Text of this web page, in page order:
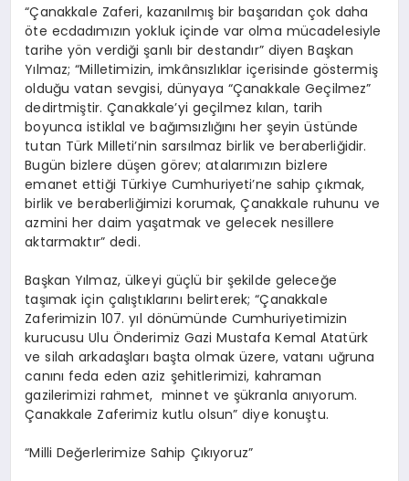
“Çanakkale Zaferi, kazanılmış bir başarıdan çok daha
öte ecdadımızın yokluk içinde var olma mücadelesiyle
tarihe yön verdiği şanlı bir destandır” diyen Başkan
Yılmaz; “Milletimizin, imkânsızlıklar içerisinde göstermiş
olduğu vatan sevgisi, dünyaya “Çanakkale Geçilmez”
dedirtmiştir. Çanakkale’yi geçilmez kılan, tarih
boyunca istiklal ve bağımsızlığını her şeyin üstünde
tutan Türk Milleti’nin sarsılmaz birlik ve beraberliğidir.
Bugün bizlere düşen görev; atalarımızın bizlere
emanet ettiği Türkiye Cumhuriyeti’ne sahip çıkmak,
birlik ve beraberliğimizi korumak, Çanakkale ruhunu ve
azmini her daim yaşatmak ve gelecek nesillere
aktarmaktır” dedi.
Başkan Yılmaz, ülkeyi güçlü bir şekilde geleceğe
taşımak için çalıştıklarını belirterek; “Çanakkale
Zaferimizin 107. yıl dönümünde Cumhuriyetimizin
kurucusu Ulu Önderimiz Gazi Mustafa Kemal Atatürk
ve silah arkadaşları başta olmak üzere, vatanı uğruna
canını feda eden aziz şehitlerimizi, kahraman
gazilerimizi rahmet, minnet ve şükranla anıyorum.
Çanakkale Zaferimiz kutlu olsun” diye konuştu.
“Milli Değerlerimize Sahip Çıkıyoruz”